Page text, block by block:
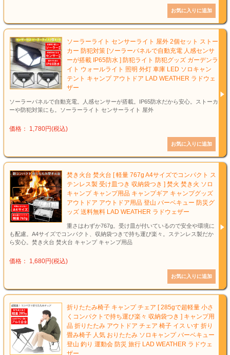
ソーラーライト センサーライト 屋外 2個セット ストー
カー 防犯対策 [ソーラーパネルで自動充電 人感センサ
ーが搭載 IP65防水 ] 防犯ライト 防犯グッズ ガーデンラ
イト ウォールライト 照明 外灯 車庫 LED ソロキャン
テント キャンプ アウトドア LAD WEATHER ラドウェ
ザー
ソーラーパネルで自動充電。人感センサーが搭載。IP65防水だから安心。ストーカ
ーや防犯対策にも。ソーラーライト センサーライト 屋外
価格： 1,780円(税込)
焚き火台 焚火台 [ 軽量 767g A4サイズでコンパクト ス
テンレス製 受け皿つき 収納袋つき ] 焚火 焚き火 ソロ
キャンプ キャンプ用品 キャンプギア キャンプグッズ
アウトドア アウトドア用品 登山 バーベキュー 防災グ
ッズ 送料無料 LAD WEATHER ラドウェザー
重さはわずか767g。受け皿が付いているので安全や環境に
も配慮。A4サイズでコンパクト、収納袋つきで持ち運び楽々。ステンレス製だか
ら安心。焚き火台 焚火台 キャンプ キャンプ用品
価格： 1,680円(税込)
折りたたみ椅子 キャンプ チェア [ 285gで超軽量 小さ
くコンパクトで持ち運び楽々 収納袋つき ] キャンプ用
品 折りたたみ アウトドア チェア 椅子 イス いす 折り
畳み椅子 人気 おりたたみ ソロキャンプ バーベキュー
登山 釣り 運動会 防災 旅行 LAD WEATHER ラドウェ